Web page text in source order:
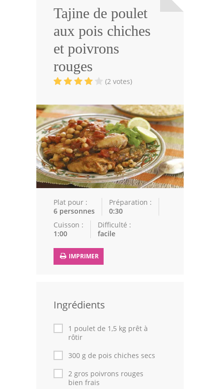
Viandes
Volailles
Poissons
Soupes
Epices
Recettes Marocaine
Couscous
Tajines
Viandes
Poissons
Cuisines Orientales
Recettes marocaine
Cuisine Algérienne
Cuisine Juive
Tajine de poulet
aux pois chiches
et poivrons
rouges
(2 votes)
Plat pour :
6 personnes
Préparation :
0:30
Cuisson :
1:00
Difficulté :
facile
IMPRIMER
Ingrédients
1 poulet de 1,5 kg prêt à
rôtir
300 g de pois chiches secs
2 gros poivrons rouges
bien frais